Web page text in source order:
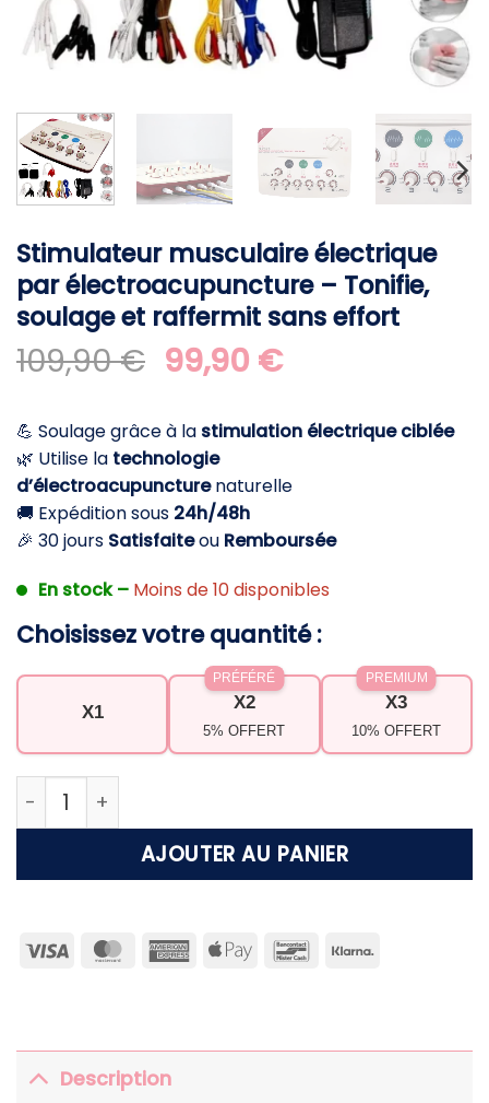
Stimulateur musculaire électrique
par électroacupuncture – Tonifie,
soulage et raffermit sans effort
109,90€ Le
prix
initial
était :
109,90 €.
99,90 €Le
actuel
est :
99,90 €.
💪 Soulage grâce à la stimulation électrique ciblée
🌿 Utilise la technologie
d’électroacupuncturenaturelle
🚚 Expédition sous 24h/48h
🎉 30 jours Satisfaiteou Remboursée
En stock – Moins de 10 disponibles
Choisissez votre quantité :
X1 X2
5% OFFERT
PRÉFÉRÉ
X3
10% OFFERT
PREMIUM
quantité de Stimulateur musculaire électrique
AJOUTER AU PANIER
Visa MasterCardAmericanApple
Bancontact
Klarna
Description